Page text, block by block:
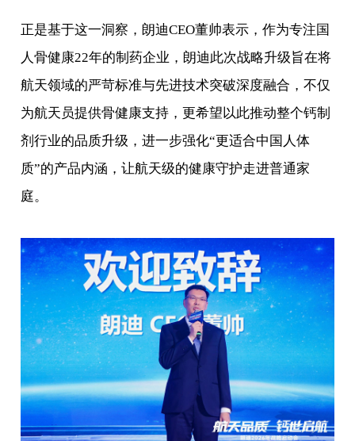
正是基于这一洞察，朗迪CEO董帅表示，作为专注国
人骨健康22年的制药企业，朗迪此次战略升级旨在将
航天领域的严苛标准与先进技术突破深度融合，不仅
为航天员提供骨健康支持，更希望以此推动整个钙制
剂行业的品质升级，进一步强化“更适合中国人体
质”的产品内涵，让航天级的健康守护走进普通家
庭。